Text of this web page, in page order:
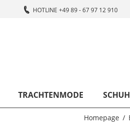
HOTLINE +49 89 - 67 97 12 910
TRACHTENMODE
Homepage